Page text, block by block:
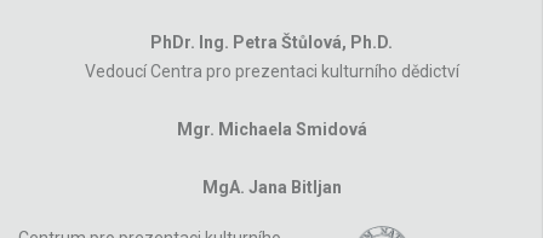
PhDr. Ing. Petra Štůlová, Ph.D.
Vedoucí Centra pro prezentaci kulturního dědictví
Mgr. Michaela Smidová
MgA. Jana Bitljan